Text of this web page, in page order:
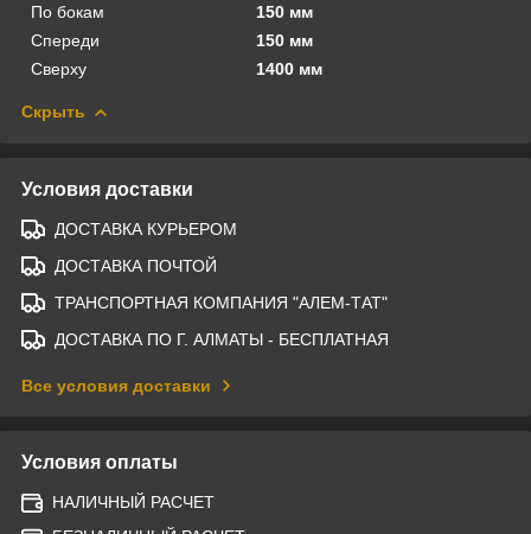
По бокам
150 мм
Спереди
150 мм
Сверху
1400 мм
Скрыть
Условия доставки
ДОСТАВКА КУРЬЕРОМ
ДОСТАВКА ПОЧТОЙ
ТРАНСПОРТНАЯ КОМПАНИЯ "АЛЕМ-ТАТ"
ДОСТАВКА ПО Г. АЛМАТЫ - БЕСПЛАТНАЯ
Все условия доставки
Условия оплаты
НАЛИЧНЫЙ РАСЧЕТ